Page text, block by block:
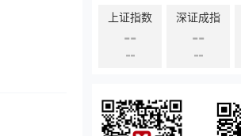
上证指数
--
--
深证成指
--
--